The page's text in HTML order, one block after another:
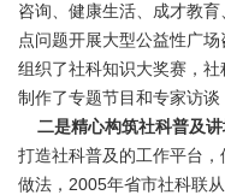
咨询、健康生活、成才教
点问题开展大型公益性广
组织了社科知识大奖赛，
制作了专题节目和专家访谈
二是精心构筑社科普及
打造社科普及的工作平台，
做法，2005年省市社科联